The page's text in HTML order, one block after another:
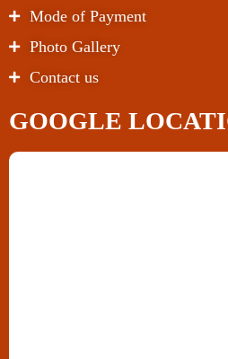
Mode of Payment
Photo Gallery
Contact us
GOOGLE